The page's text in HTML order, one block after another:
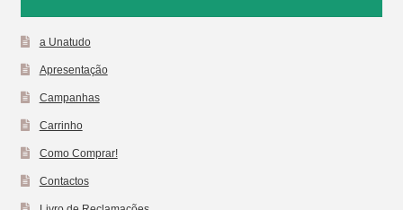
a Unatudo
Apresentação
Campanhas
Carrinho
Como Comprar!
Contactos